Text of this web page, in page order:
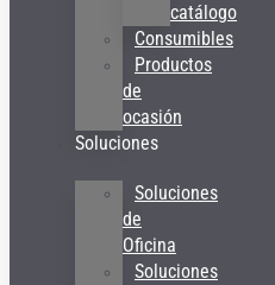
catálogo
Consumibles
Productos
de
ocasión
Soluciones
Soluciones
de
Oficina
Soluciones